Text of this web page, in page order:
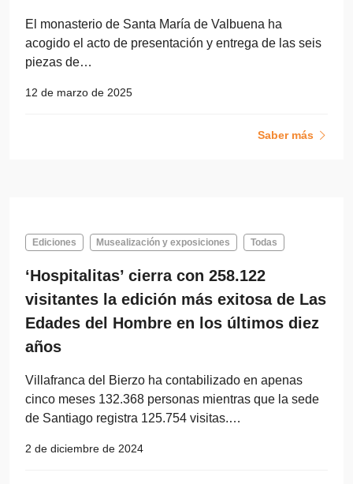
El monasterio de Santa María de Valbuena ha
acogido el acto de presentación y entrega de las seis
piezas de…
12 de marzo de 2025
Saber más
Ediciones Musealización y exposiciones Todas
‘Hospitalitas’ cierra con 258.122
visitantes la edición más exitosa de Las
Edades del Hombre en los últimos diez
años
Villafranca del Bierzo ha contabilizado en apenas
cinco meses 132.368 personas mientras que la sede
de Santiago registra 125.754 visitas.…
2 de diciembre de 2024